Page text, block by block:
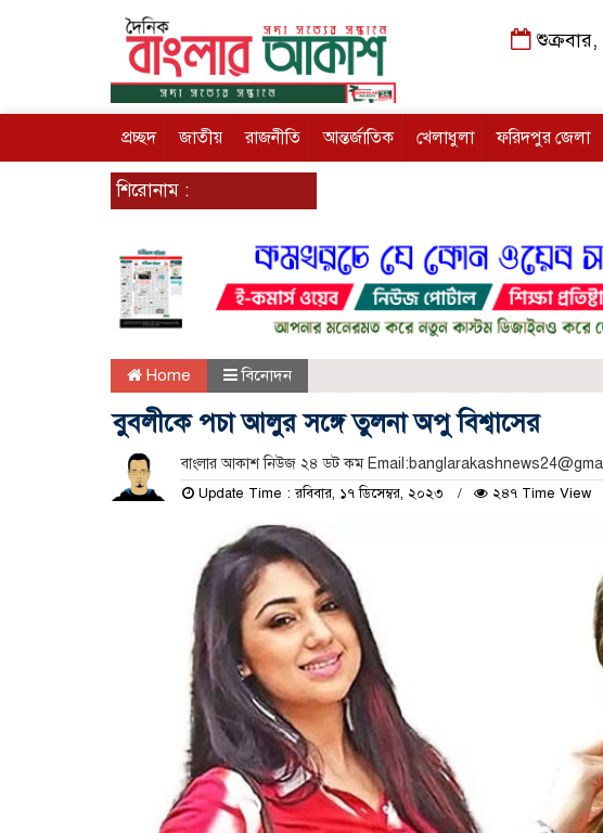
প্রচ্ছদ জাতীয় রাজনীতি আন্তর্জাতিক খেলাধুলা ফরিদপুর জেলা
শিরোনাম :
Home বিনোদন
বুবলীকে পচা আলুর সঙ্গে তুলনা অপু বিশ্বাসের
বাংলার আকাশ নিউজ ২৪ ডট কম
Update Time : রবিবার, ১৭ ডিসেম্বর, ২০২৩ ২৪৭ Time View